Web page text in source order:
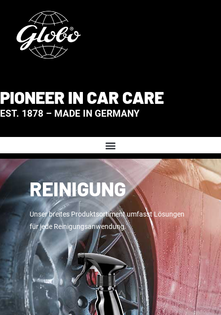
PIONEER IN CAR CARE
EST. 1878 – MADE IN GERMANY
REINIGUNG
Unser breites Produktsortiment umfasst Lösungen
für jede Reinigungsanwendung.